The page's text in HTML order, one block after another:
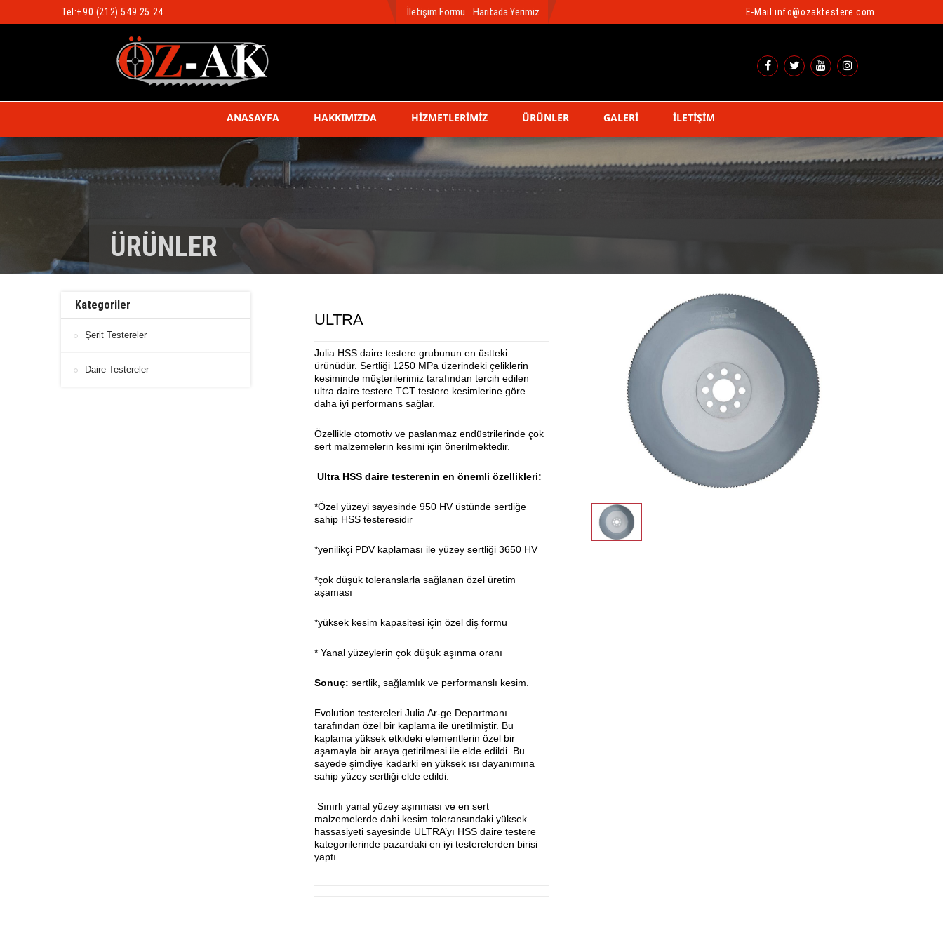
Tel:+90 (212) 549 25 24 İletişim Formu Haritada Yerimiz E-Mail:info@ozaktestere.com
ANASAYFA HAKKIMIZDA HİZMETLERİMİZ ÜRÜNLER GALERİ İLETİŞİM
ÜRÜNLER
Kategoriler
Şerit Testereler
Daire Testereler
ULTRA
Julia HSS daire testere grubunun en üstteki
ürünüdür. Sertliği 1250 MPa üzerindeki çeliklerin
kesiminde müşterilerimiz tarafından tercih edilen
ultra daire testere TCT testere kesimlerine göre
daha iyi performans sağlar.
Özellikle otomotiv ve paslanmaz endüstrilerinde çok
sert malzemelerin kesimi için önerilmektedir.
Ultra HSS daire testerenin en önemli özellikleri:
*Özel yüzeyi sayesinde 950 HV üstünde sertliğe
sahip HSS testeresidir
*yenilikçi PDV kaplaması ile yüzey sertliği 3650 HV
*çok düşük toleranslarla sağlanan özel üretim
aşaması
*yüksek kesim kapasitesi için özel diş formu
* Yanal yüzeylerin çok düşük aşınma oranı
Sonuç: sertlik, sağlamlık ve performanslı kesim.
Evolution testereleri Julia Ar-ge Departmanı
tarafından özel bir kaplama ile üretilmiştir. Bu
kaplama yüksek etkideki elementlerin özel bir
aşamayla bir araya getirilmesi ile elde edildi. Bu
sayede şimdiye kadarki en yüksek ısı dayanımına
sahip yüzey sertliği elde edildi.
Sınırlı yanal yüzey aşınması ve en sert
malzemelerde dahi kesim toleransındaki yüksek
hassasiyeti sayesinde ULTRA’yı HSS daire testere
kategorilerinde pazardaki en iyi testerelerden birisi
yaptı.